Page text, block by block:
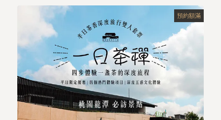
預約額滿